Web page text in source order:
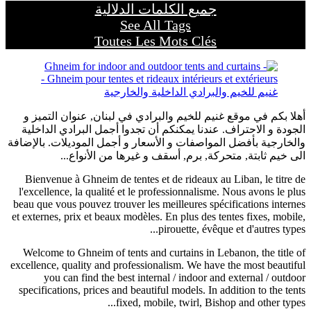
جميع الكلمات الدلالية
See All Tags
Toutes Les Mots Clés
أهلا بكم في موقع غنيم للخيم والبرادي في لبنان, عنوان التميز و
الجودة و الاحتراف. عندنا يمكنكم أن تجدوا أجمل البرادي الداخلية
والخارجية بأفضل المواصفات و الأسعار و أجمل الموديلات. بالإضافة
الى خيم ثابتة, متحركة, برم, أسقف و غيرها من الأنواع...
Bienvenue à Ghneim de tentes et de rideaux au Liban, le titre de
l'excellence, la qualité et le professionnalisme. Nous avons le plus
beau que vous pouvez trouver les meilleures spécifications internes
et externes, prix et beaux modèles. En plus des tentes fixes, mobile,
pirouette, évêque et d'autres types...
Welcome to Ghneim of tents and curtains in Lebanon, the title of
excellence, quality and professionalism. We have the most beautiful
you can find the best internal / indoor and external / outdoor
specifications, prices and beautiful models. In addition to the tents
fixed, mobile, twirl, Bishop and other types...